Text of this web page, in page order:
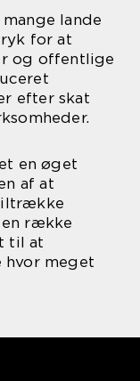
lande
for at
og offentlige
efter skat
en øget
af at
række
til at
meget